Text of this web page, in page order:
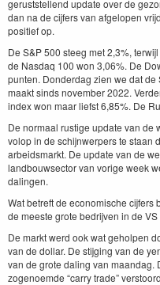
geruststellend update over de
dan na de cijfers van afgelopen
positief op.
De S&P 500 steeg met 2,3%,
de Nasdaq 100 won 3,06%. De
punten. Donderdag zien we dat
maakt sinds november 2022.
index won maar liefst 6,85%. De
De normaal rustige update van de
volop in de schijnwerpers te staan
arbeidsmarkt. De update van de
landbouwsector van vorige week
dalingen.
Wat betreft de economische cijfers
de meeste grote bedrijven in de
De markt werd ook wat geholpen
van de dollar. De stijging van de
van de grote daling van maandag.
zogenoemde “carry trade”